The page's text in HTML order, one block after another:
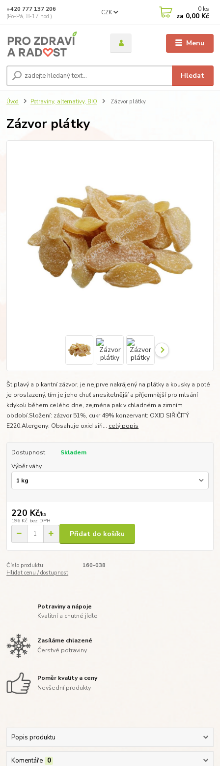
Menu
CZK
Hledat
+420 777 137 206
(Po-Pá, 8-17 hod.)
0 ks
za 0,00 Kč
Úvod Potraviny, alternativy, BIO Zázvor plátky
Zázvor plátky
Štiplavý a pikantní zázvor, je nejprve nakrájený na plátky a kousky a poté
je proslazený, tím je jeho chuť snesitelnější a příjemnější pro mlsání
kdykoli během celého dne, zejména pak v chladném a zimním
období.Složení: zázvor 51%, cukr 49% konzervant: OXID SIŘIČITÝ
E220.Alergeny: Obsahuje oxid siři... celý popis
Dostupnost
Skladem
Výběr váhy
220 Kč/ks
196 Kč bez DPH
Přidat do košíku
Číslo produktu:
160-038
Hlídat cenu / dostupnost
Potraviny a nápoje
Kvalitní a chutné jídlo
Zasíláme chlazené
Čerstvé potraviny
Poměr kvality a ceny
Nevšední produkty
Popis produktu
Komentáře 0